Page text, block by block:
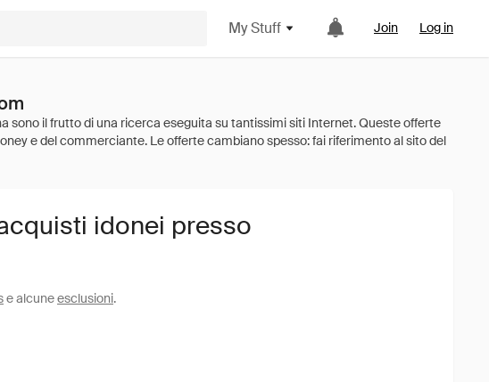
My Stuff Join Log in
idonei presso
e alcuneesclusioni.